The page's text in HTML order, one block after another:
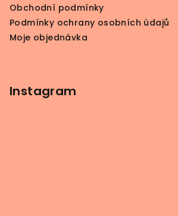
Obchodní podmínky
Podmínky ochrany osobních údajů
Moje objednávka
Instagram